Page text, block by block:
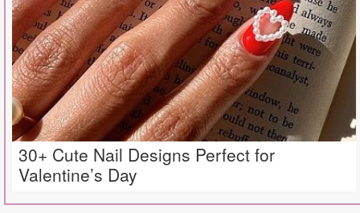
30+ Cute Nail Designs Perfect for
Valentine’s Day